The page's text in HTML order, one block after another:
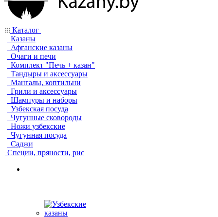
Каталог
Казаны
Афганские казаны
Очаги и печи
Комплект "Печь + казан"
Тандыры и аксессуары
Мангалы, коптильни
Грили и аксессуары
Шампуры и наборы
Узбекская посуда
Чугунные сковороды
Ножи узбекские
Чугунная посуда
Саджи
Специи, пряности, рис